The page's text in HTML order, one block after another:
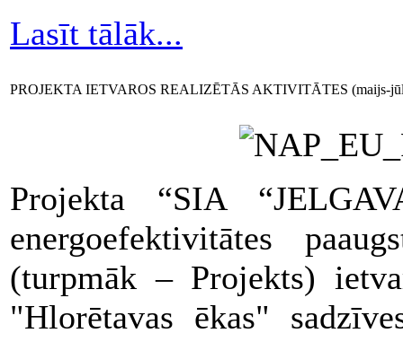
Lasīt tālāk...
PROJEKTA IETVAROS REALIZĒTĀS AKTIVITĀTES (maijs-
Projekta “SIA
energoefektivitātes
(turpmāk – Projekts)
"Hlorētavas ēkas"